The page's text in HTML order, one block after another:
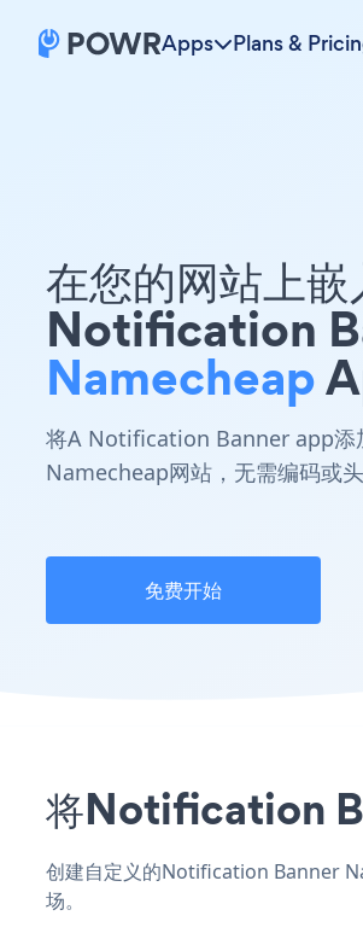
Apps Plans &
在您的网站上
Notification
Namecheap
将A Notification Banner app添
Namecheap网站，无需编码或头
免费开始
将Notification
创建自定义的Notification Banner
场。